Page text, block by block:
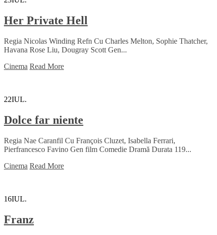
Her Private Hell
Regia Nicolas Winding Refn Cu Charles Melton, Sophie Thatcher,
Havana Rose Liu, Dougray Scott Gen...
Cinema Read More
22IUL.
Dolce far niente
Regia Nae Caranfil Cu François Cluzet, Isabella Ferrari,
Pierfrancesco Favino Gen film Comedie Dramă Durata 119...
Cinema Read More
16IUL.
Franz